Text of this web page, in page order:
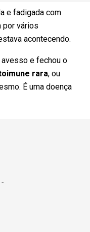
e fadigada com
por vários
acontecendo.
avesso e fechou o
rara, ou
É uma doença